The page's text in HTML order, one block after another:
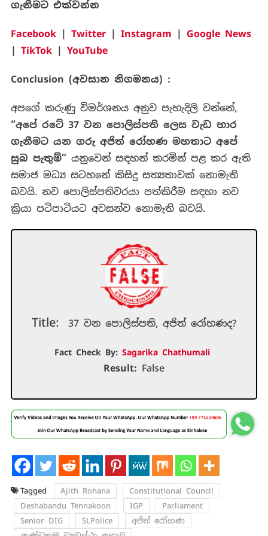
ගැනීමට එක්වන්න
Facebook| Twitter| Instagram | Google News
| TikTok | YouTube
Conclusion (අවසාන නිගමනය) :
අපගේ කරුණු විමර්ශනය අනුව පැහැදිලි වන්නේ,
“අපේ රටේ 37 වන පොලිස්පති ලෙස වැඩ භාර
ගැනීමට යන ගරු අජිත් රෝහණ මහතාට අපේ
සුබ පැතුම්”යනුවෙන් සඳහන් කරමින් පළ කර ඇති
සමාජ මධ්‍ය සටහනේ කිසිදු සත්‍යතාවක් නොමැති
බවයි. නව පොලිස්පතිවරයා පත්කිරීම සඳහා නව
ක්‍රියා පටිපාටියට අවසන්ව නොමැති බවයි.
Title: 37 වන පොලිස්පති, අජිත් රෝහණද?
Fact Check By: Sagarika Chathumali
Result: False
Tagged Ajith Rohana
Constitutional Council
Deshabandu Tennakoon
IGP
Parliament
Senior DIG
SLPolice
අජිත් රෝහණ